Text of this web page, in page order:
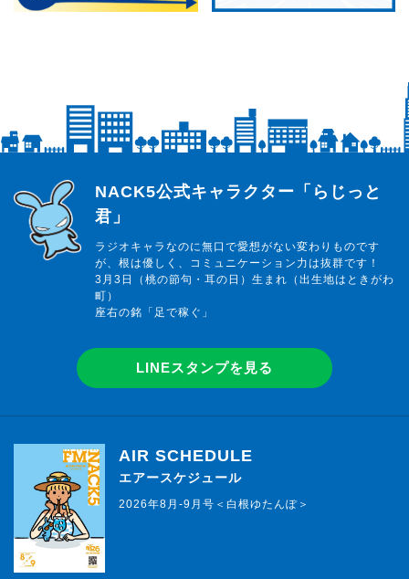
らじっと君
NACK5公式キャラクター「らじっと
君」
ラジオキャラなのに無口で愛想がない変わりものです
が、根は優しく、コミュニケーション力は抜群です！
3月3日（桃の節句・耳の日）生まれ（出生地はときがわ
町）
座右の銘「足で稼ぐ」
LINEスタンプを見る
AIR SCHEDULE
エアースケジュール
2026年8月-9月号＜白根ゆたんぽ＞